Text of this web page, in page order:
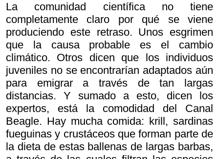
La comunidad científica no tiene
completamente claro por qué se viene
produciendo este retraso. Unos esgrimen
que la causa probable es el cambio
climático. Otros dicen que los individuos
juveniles no se encontrarían adaptados aún
para emigrar a través de tan largas
distancias. Y sumado a esto, dicen los
expertos, está la comodidad del Canal
Beagle. Hay mucha comida: krill, sardinas
fueguinas y crustáceos que forman parte de
la dieta de estas ballenas de largas barbas,